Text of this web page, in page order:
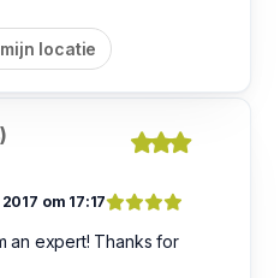
locatie
om 17:17
an expert! Thanks for